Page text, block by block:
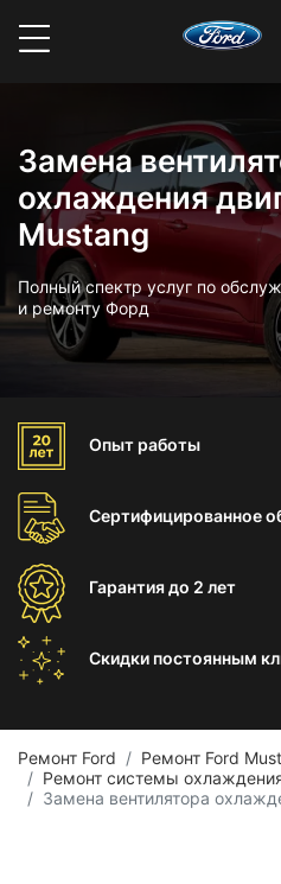
Замена
охлаждения
Mustang
Полный спектр услуг по
и ремонту Форд
Опыт работы
Сертифицированное
Гарантиядо 2 лет
Скидки постоянным
Ремонт Ford
Ремонт Ford
Ремонт системы
Замена вентилятора